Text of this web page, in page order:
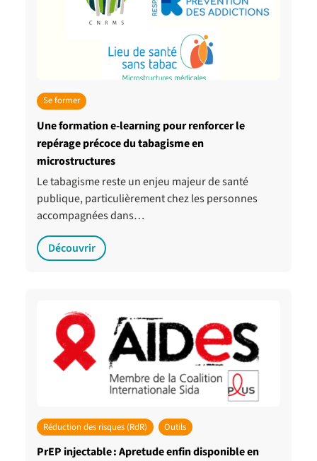
Se former
Une formation e-learning pour renforcer le
repérage précoce du tabagisme en
microstructures
Le tabagisme reste un enjeu majeur de santé
publique, particulièrement chez les personnes
accompagnées dans…
Découvrir
Réduction des risques (RdR) Outils
PrEP injectable : Apretude enfin disponible en